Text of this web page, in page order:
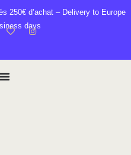
250€ d’achat – Delivery to Europe
days